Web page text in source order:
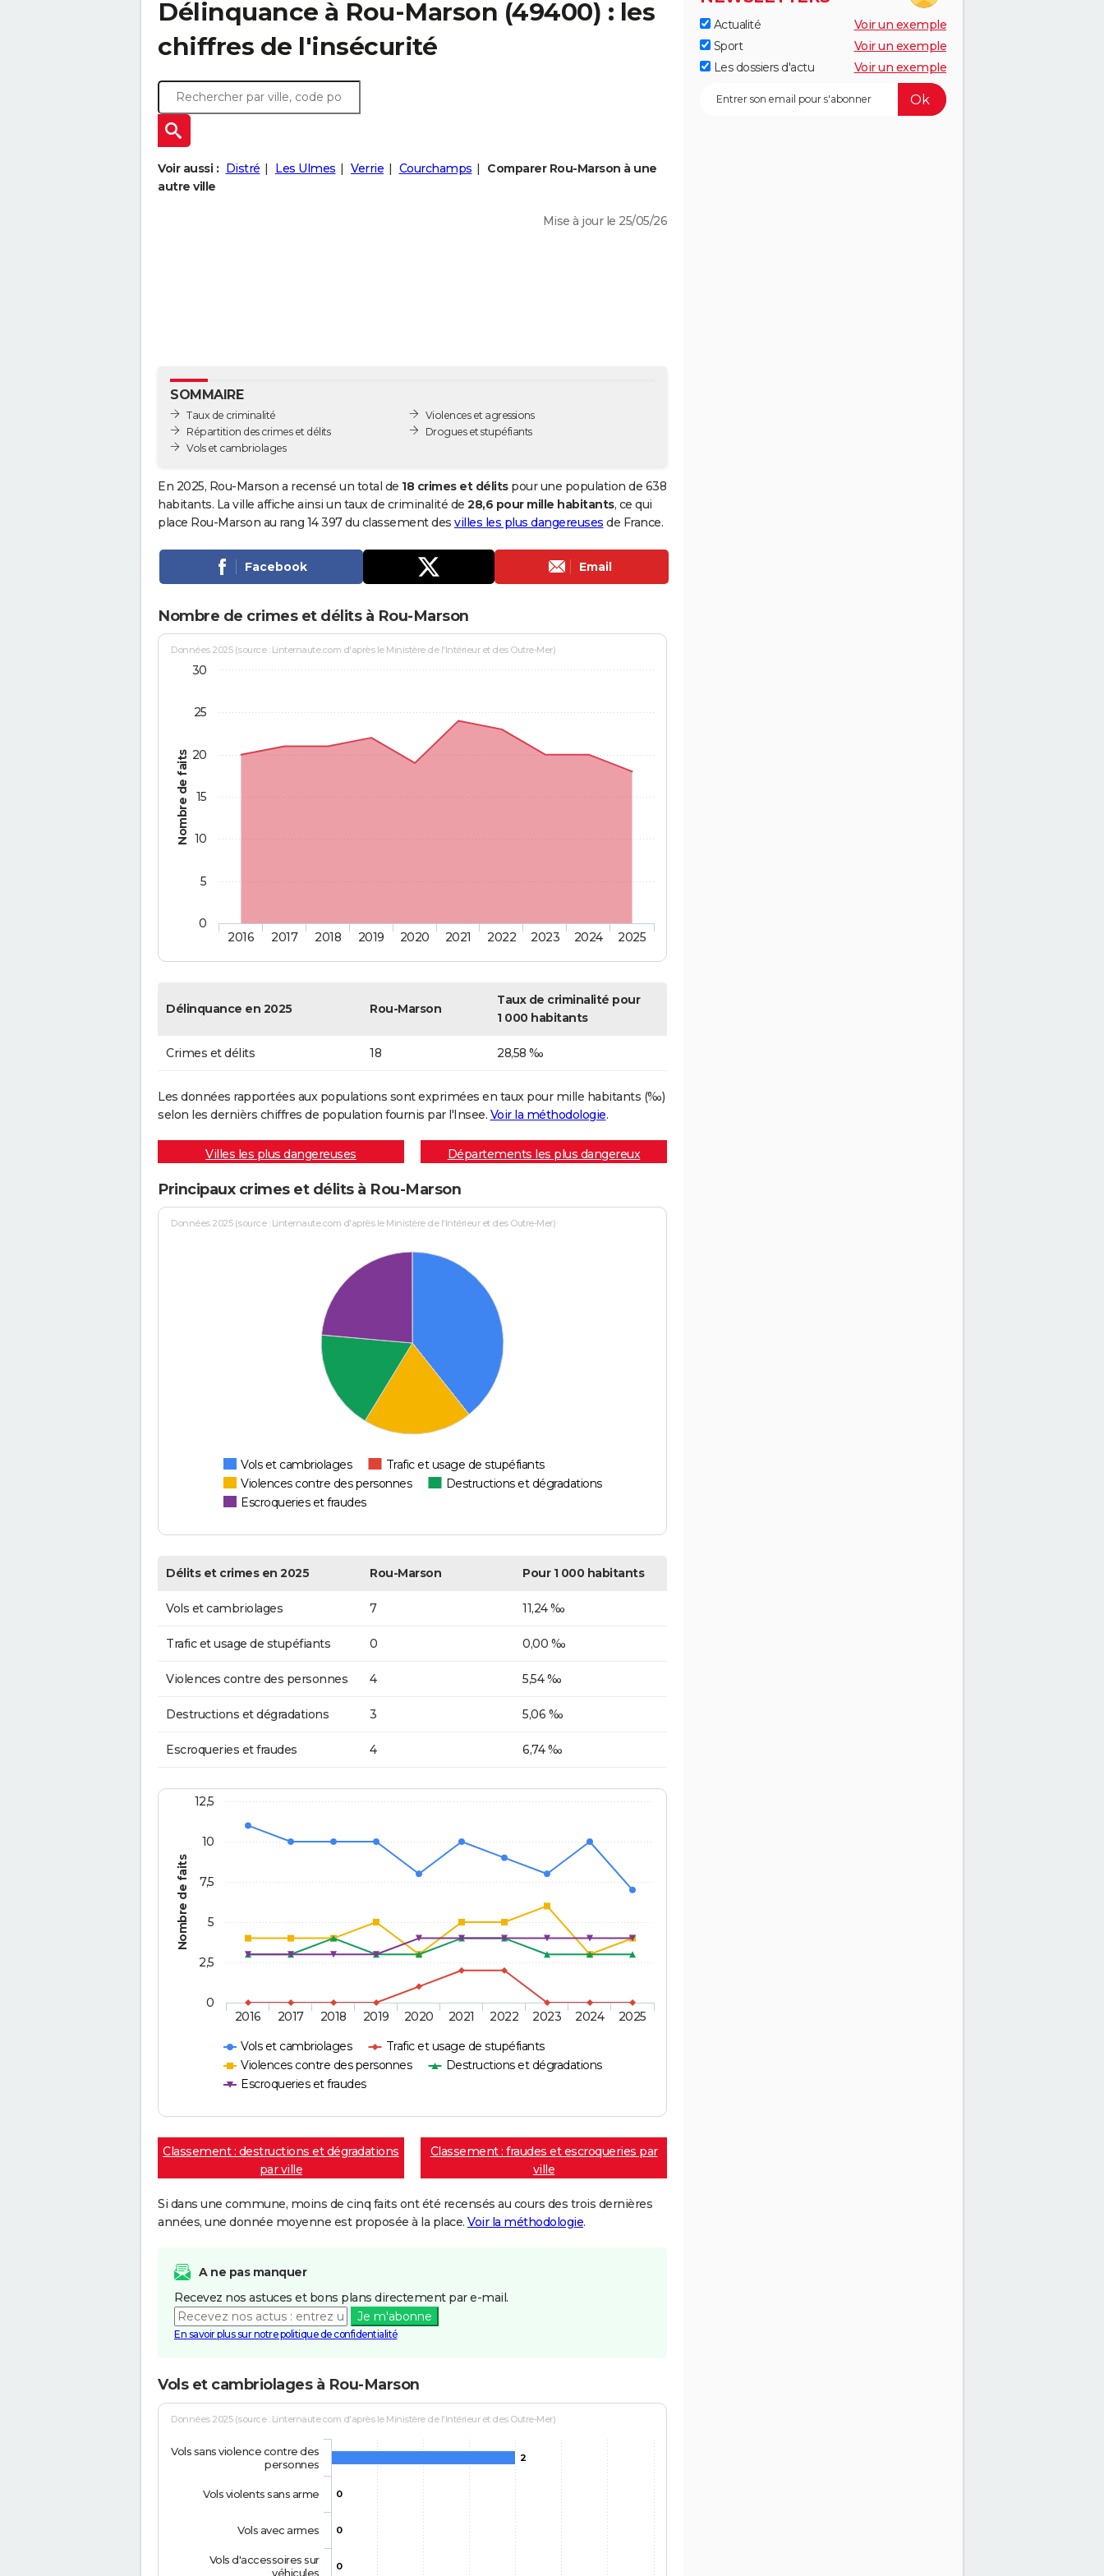
Délinquance à Rou-Marson (49400) : les
chiffres de l'insécurité
Voir aussi : Distré Les Ulmes Verrie Courchamps
Comparer Rou-Marson à une
autre ville
Mise à jour le 25/05/26
SOMMAIRE
Taux de criminalité
Répartition des crimes et délits
Vols et cambriolages
Violences et agressions
Drogues et stupéfiants
En 2025, Rou-Marson a recensé un total de 18 crimes et délitspour une population de 638
habitants. La ville affiche ainsi un taux de criminalité de 28,6 pour mille habitants, ce qui
place Rou-Marson au rang 14 397 du classement des villes les plus dangereuses de France.
Facebook Email
Nombre de crimes et délits à Rou-Marson
Nombre de faits
Données 2025 (source : Linternaute.com d'après le Ministère de l'Intérieur et des Outre-Mer)
2016 2017 2018 2019 2020 2021 2022 2023 2024 2025
0
5
10
15
20
25
30
Délinquance en 2025 Rou-Marson
Taux de criminalité pour
1 000 habitants
Crimes et délits 18 28,58 ‰
Les données rapportées aux populations sont exprimées en taux pour mille habitants (‰)
selon les dernièrs chiffres de population fournis par l'Insee. Voir la méthodologie.
Villes les plus dangereuses Départements les plus dangereux
Principaux crimes et délits à Rou-Marson
Données 2025 (source : Linternaute.com d'après le Ministère de l'Intérieur et des Outre-Mer)
Vols et cambriolages
Trafic et usage de stupéfiants
Violences contre des personnes
Destructions et dégradations
Escroqueries et fraudes
Délits et crimes en 2025 Rou-Marson Pour 1 000 habitants
Vols et cambriolages 7 11,24 ‰
Trafic et usage de stupéfiants 0 0,00 ‰
Violences contre des personnes 4 5,54 ‰
Destructions et dégradations 3 5,06 ‰
Escroqueries et fraudes 4 6,74 ‰
Nombre de faits
Vols et cambriolages
Trafic et usage de stupéfiants
Violences contre des personnes
Destructions et dégradations
Escroqueries et fraudes
2016 2017 2018 2019 2020 2021 2022 2023 2024 2025
0
2,5
5
7,5
10
12,5
Classement : destructions et dégradations
par ville
Classement : fraudes et escroqueries par
ville
Si dans une commune, moins de cinq faits ont été recensés au cours des trois dernières
années, une donnée moyenne est proposée à la place. Voir la méthodologie.
A ne pas manquer
Recevez nos astuces et bons plans directement par e-mail.
Je m'abonne
En savoir plus sur notre politique de confidentialité
Vols et cambriolages à Rou-Marson
Données 2025 (source : Linternaute.com d'après le Ministère de l'Intérieur et des Outre-Mer)
2
0
0
0
Vols sans violence contre des
personnes
Vols violents sans arme
Vols avec armes
Vols d'accessoires sur
véhicules
Actualité
Voir un exemple
Sport
Voir un exemple
Les dossiers d'actu
Voir un exemple